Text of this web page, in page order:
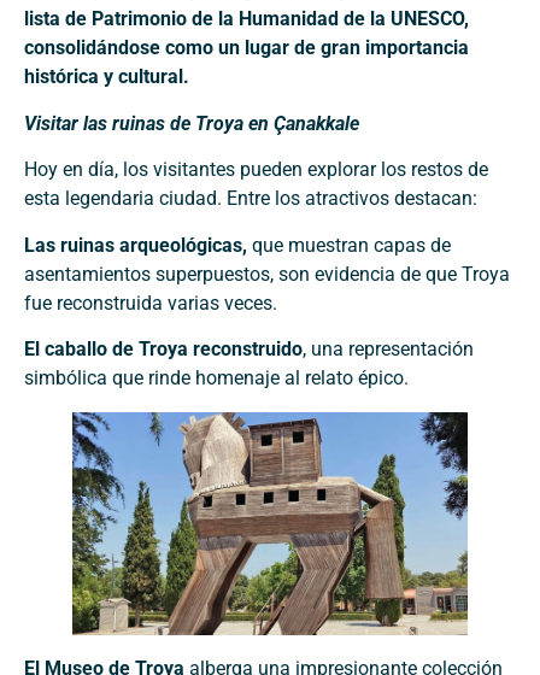
lista de Patrimonio de la Humanidad de la UNESCO,
consolidándose como un lugar de gran importancia
histórica y cultural.
Visitar las ruinas de Troya en Çanakkale
Hoy en día, los visitantes pueden explorar los restos de
esta legendaria ciudad. Entre los atractivos destacan:
Las ruinas arqueológicas, que muestran capas de
asentamientos superpuestos, son evidencia de que Troya
fue reconstruida varias veces.
El caballo de Troya reconstruido, una representación
simbólica que rinde homenaje al relato épico.
El Museo de Troya alberga una impresionante colección